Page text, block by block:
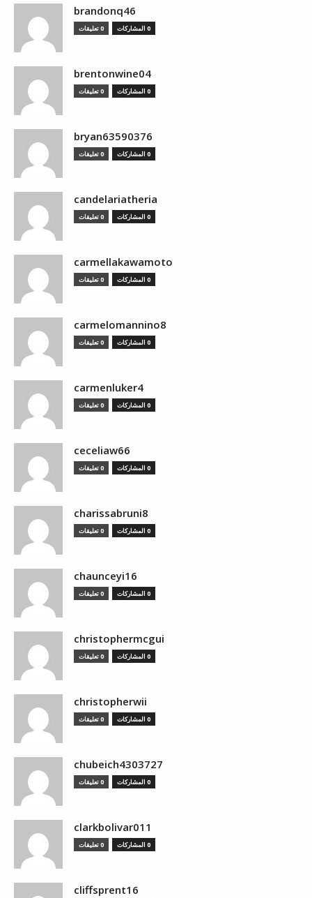
brandonq46
0 المشاركات 0 تعليقات
brentonwine04
0 المشاركات 0 تعليقات
bryan63590376
0 المشاركات 0 تعليقات
candelariatheria
0 المشاركات 0 تعليقات
carmellakawamoto
0 المشاركات 0 تعليقات
carmelomannino8
0 المشاركات 0 تعليقات
carmenluker4
0 المشاركات 0 تعليقات
ceceliaw66
0 المشاركات 0 تعليقات
charissabruni8
0 المشاركات 0 تعليقات
chaunceyi16
0 المشاركات 0 تعليقات
christophermcgui
0 المشاركات 0 تعليقات
christopherwii
0 المشاركات 0 تعليقات
chubeich4303727
0 المشاركات 0 تعليقات
clarkbolivar011
0 المشاركات 0 تعليقات
cliffsprent16